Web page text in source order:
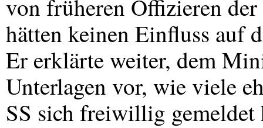
von früheren Offizieren
hätten keinen Einfluss auf
Er erklärte weiter, dem
Unterlagen vor, wie viele
SS sich freiwillig gemeldet